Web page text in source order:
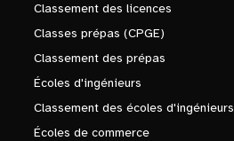
Classement des licences
Classes prépas (CPGE)
Classement des prépas
Écoles d'ingénieurs
Classement des écoles d'ingénieurs
Écoles de commerce